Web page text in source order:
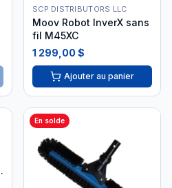
SCP DISTRIBUTORS LLC
Moov Robot InverX sans
fil M45XC
1 299,00 $
Ajouter au panier
En solde